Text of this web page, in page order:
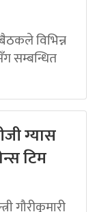
विभिन्न
सम्बन्धित
ग्यास
टिम
गौरीकुमारी